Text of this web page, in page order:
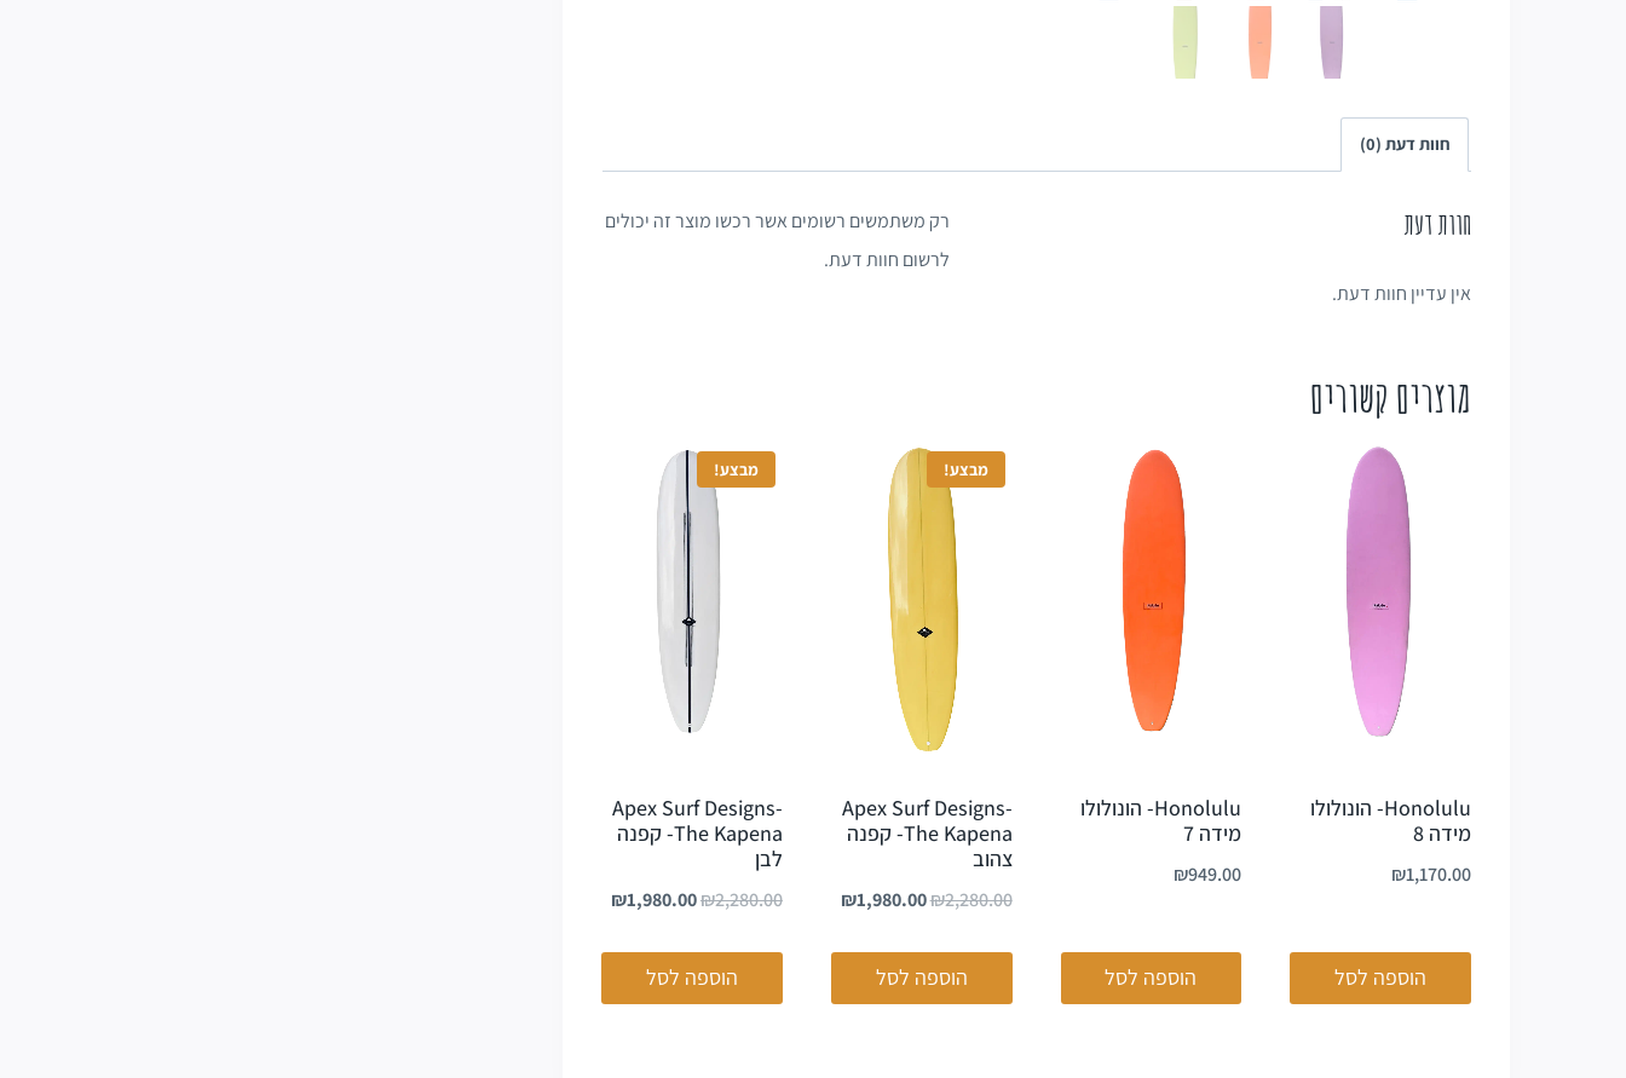
חוות דעת (0)
חוות דעת
אין עדיין חוות דעת.
רק משתמשים רשומים אשר רכשו מוצר זה יכולים
לרשום חוות דעת.
מוצרים קשורים
Honolulu- הונולולו
מידה 8
₪1,170.00
הוספה לסל
Honolulu- הונולולו
מידה 7
₪949.00
הוספה לסל
מבצע!
Apex Surf Designs-
The Kapena- קפנה
צהוב
₪2,280.00
₪1,980.00
הוספה לסל
מבצע!
Apex Surf Designs-
The Kapena- קפנה
לבן
₪2,280.00
₪1,980.00
הוספה לסל